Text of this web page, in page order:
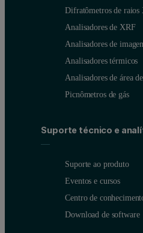
Difratômetros de
Analisadores de XRF
Analisadores de
Analisadores térmicos
Analisadores de área
Picnômetros de gás
Suporte técnico e
Suporte ao produto
Eventos e cursos
Centro de
Download de software